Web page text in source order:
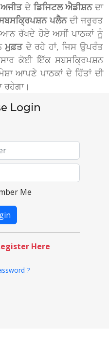
ਅਜੀਤਦੇ ਡਿਜਿਟਲ ਐਡੀਸ਼ਨਦਾ
ਪਲੈਨਦੀ ਜਰੂਰਤ
ਰੱਖਦੇ ਹੋਏ ਅਸੀਂ ਪਾਠਕਾਂ ਨੂੰ
ਮੁਫ਼ਤਦੇ ਰਹੇ ਹਾਂ, ਜਿਸ ਉਪਰੰਤ
ਕੋਈ ਇੱਕ ਸਬਸਕ੍ਰਿਪਸ਼ਨ
ਆਪਣੇ ਪਾਠਕਾਂ ਦੇ ਹਿੱਤਾਂ ਦੀ
Login
Me
Here
?